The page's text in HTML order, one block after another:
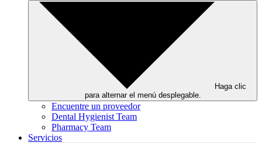
Haga clic
para alternar el menú desplegable.
Encuentre un proveedor
Dental Hygienist Team
Pharmacy Team
Servicios